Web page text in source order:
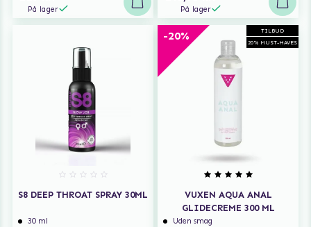
På lager På lager
S8 DEEP THROAT SPRAY 30ML
30 ml
TILBUD
20% MUST-HAVES
-20%
VUXEN AQUA ANAL
GLIDECREME 300 ML
Uden smag